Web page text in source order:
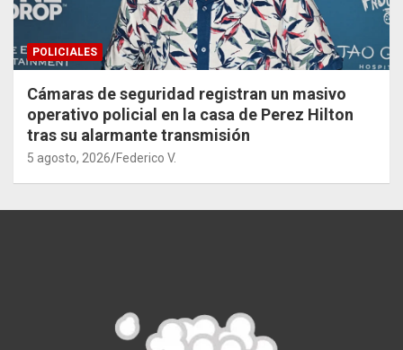
POLICIALES
Cámaras de seguridad registran un masivo
operativo policial en la casa de Perez Hilton
tras su alarmante transmisión
5 agosto, 2026 Federico V.